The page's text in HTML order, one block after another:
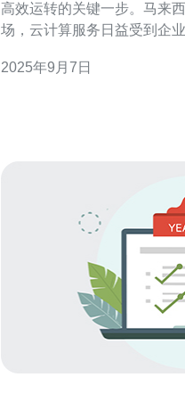
高效运转的关键一步。马来
场，云计算服务日益受到企
的服务质量进行深入对比，
2025年9月7日